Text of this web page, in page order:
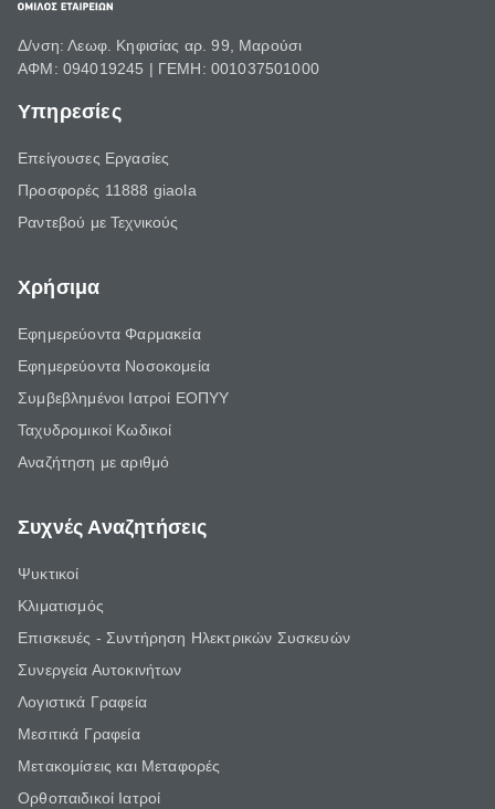
Δ/νση: Λεωφ. Κηφισίας αρ. 99, Μαρούσι
ΑΦΜ: 094019245 | ΓΕΜΗ: 001037501000
Υπηρεσίες
Επείγουσες Εργασίες
Προσφορές 11888 giaola
Ραντεβού με Τεχνικούς
Χρήσιμα
Εφημερεύοντα Φαρμακεία
Εφημερεύοντα Νοσοκομεία
Συμβεβλημένοι Ιατροί ΕΟΠΥΥ
Ταχυδρομικοί Κωδικοί
Αναζήτηση με αριθμό
Συχνές Αναζητήσεις
Ψυκτικοί
Κλιματισμός
Επισκευές - Συντήρηση Ηλεκτρικών Συσκευών
Συνεργεία Αυτοκινήτων
Λογιστικά Γραφεία
Μεσιτικά Γραφεία
Μετακομίσεις και Μεταφορές
Ορθοπαιδικοί Ιατροί